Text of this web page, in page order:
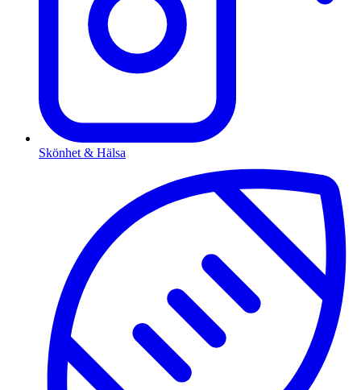
Skönhet & Hälsa